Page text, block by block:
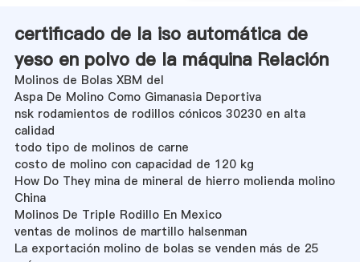
certificado de la iso automática de
yeso en polvo de la máquina Relación
Molinos de Bolas XBM del
Aspa De Molino Como Gimanasia Deportiva
nsk rodamientos de rodillos cónicos 30230 en alta
calidad
todo tipo de molinos de carne
costo de molino con capacidad de 120 kg
How Do They mina de mineral de hierro molienda molino
China
Molinos De Triple Rodillo En Mexico
ventas de molinos de martillo halsenman
La exportación molino de bolas se venden más de 25